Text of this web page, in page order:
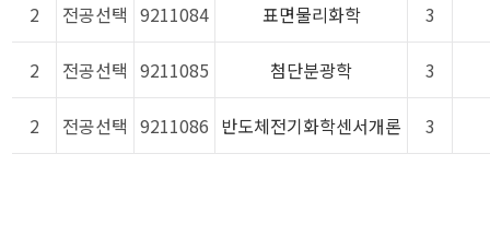
2 전공선택 9211084 표면물리화학 3
2 전공선택 9211085 첨단분광학 3
2 전공선택 9211086 반도체전기화학센서개론 3